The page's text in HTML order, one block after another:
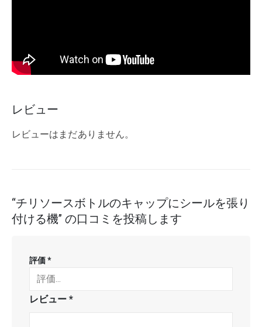
レビュー
レビューはまだありません。
“チリソースボトルのキャップにシールを張り
付ける機” の口コミを投稿します
評価*
レビュー*